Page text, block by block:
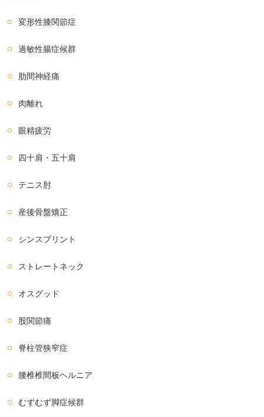
変形性膝関節症
過敏性腸症候群
肋間神経痛
肉離れ
眼精疲労
四十肩・五十肩
テニス肘
産後骨盤矯正
シンスプリント
ストレートネック
オスグッド
股関節痛
脊柱管狭窄症
腰椎椎間板ヘルニア
むずむず脚症候群